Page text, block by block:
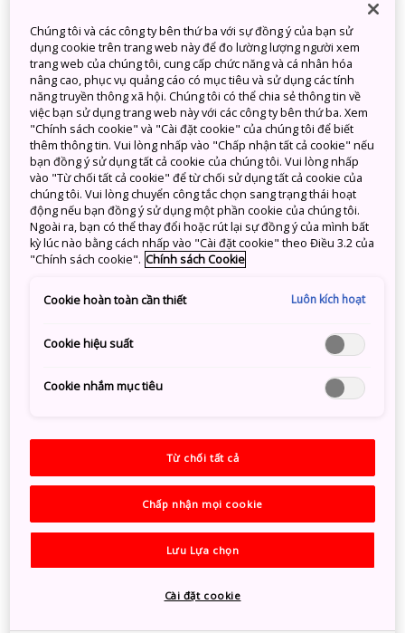
Chợ
Có thể tìm thấy rất nhiều món ăn đường phố ở các
chợ địa phương của Nhật Bản như Chợ Nishiki và
Kuromon. Người ta nói rằng thức ăn là một phần của
mỗi chúng ta, và thức ăn đường phố phản ánh cả ẩm
thực và hương vị đặc trưng của người dân địa
phương. Tại đây, bạn có thể "cắn ngập răng" món
bánh croquette kiểu Nhật hoặc gà xiên nướng yakitori
trên đường dạo qua các cửa hàng đầy màu sắc và
hương thơm nức mũi. Các chợ lớn cũng mang đến
thưởng thức những món ăn "ngon tuyệt cú mèo"
những chiếc ghế được đặt trước các cửa hàng. Đồng
Ramen, takoyaki và hơn thế nữa
Nhật Bản có biệt tài học tập và thích nghi. Mặc dù có
nguồn gốc từ Trung Quốc và Ấn Độ, song cả mì
triển được hương vị và phong cách độc đáo của Nhật
Chúng tôi và các công ty bên thứ ba với sự đồng ý của bạn sử
dụng cookie trên trang web này để đo lường lượng người xem
trang web của chúng tôi, cung cấp chức năng và cá nhân hóa
nâng cao, phục vụ quảng cáo có mục tiêu và sử dụng các tính
năng truyền thông xã hội. Chúng tôi có thể chia sẻ thông tin về
việc bạn sử dụng trang web này với các công ty bên thứ ba. Xem
"Chính sách cookie" và "Cài đặt cookie" của chúng tôi để biết
thêm thông tin. Vui lòng nhấp vào "Chấp nhận tất cả cookie" nếu
bạn đồng ý sử dụng tất cả cookie của chúng tôi. Vui lòng nhấp
vào "Từ chối tất cả cookie" để từ chối sử dụng tất cả cookie của
chúng tôi. Vui lòng chuyển công tắc chọn sang trạng thái hoạt
động nếu bạn đồng ý sử dụng một phần cookie của chúng tôi.
Ngoài ra, bạn có thể thay đổi hoặc rút lại sự đồng ý của mình bất
kỳ lúc nào bằng cách nhấp vào "Cài đặt cookie" theo Điều 3.2 của
"Chính sách cookie". Chính sách Cookie
Cookie hoàn toàn cần thiết Luôn kích hoạt
Cookie hiệu suất
Cookie nhắm mục tiêu
Từ chối tất cả
Chấp nhận mọi cookie
Lưu Lựa chọn
Cài đặt cookie